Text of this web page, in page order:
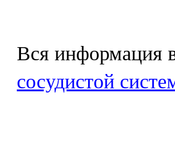
Вся информация
сосудистой